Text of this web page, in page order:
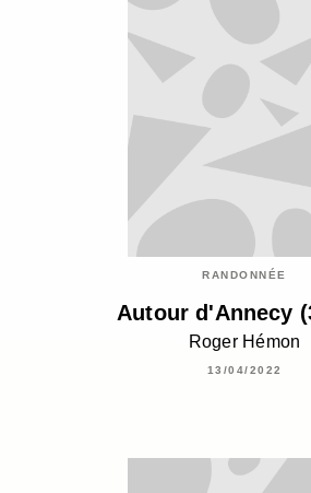
RANDONNÉE
Autour d'Annecy
Roger Hémon
13/04/2022